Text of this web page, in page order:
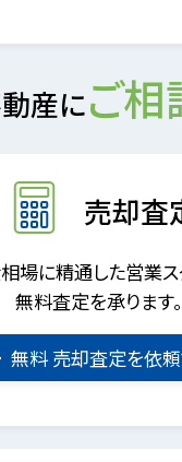
産にご相
売却査
場に精通した営業ス
無料査定を承ります。
無料 売却査定を依